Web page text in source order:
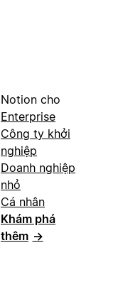
Notion cho
Enterprise
Công ty khởi
nghiệp
Doanh nghiệp
nhỏ
Cá nhân
Khám phá
thêm →